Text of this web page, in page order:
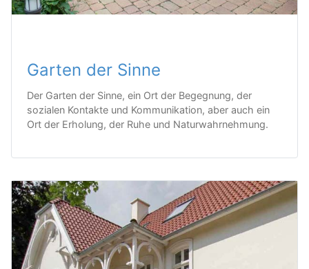
Garten der Sinne
Der Garten der Sinne, ein Ort der Begegnung, der
sozialen Kontakte und Kommunikation, aber auch ein
Ort der Erholung, der Ruhe und Naturwahrnehmung.